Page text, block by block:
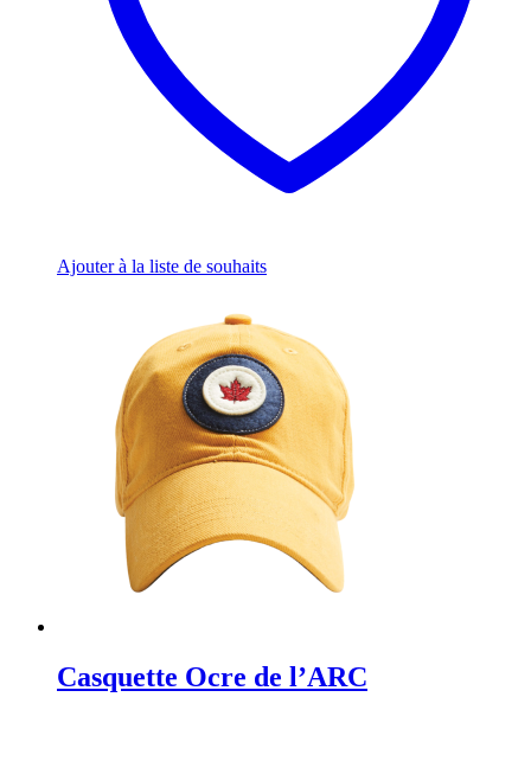
Ajouter à la liste de souhaits
Casquette Ocre de l’ARC